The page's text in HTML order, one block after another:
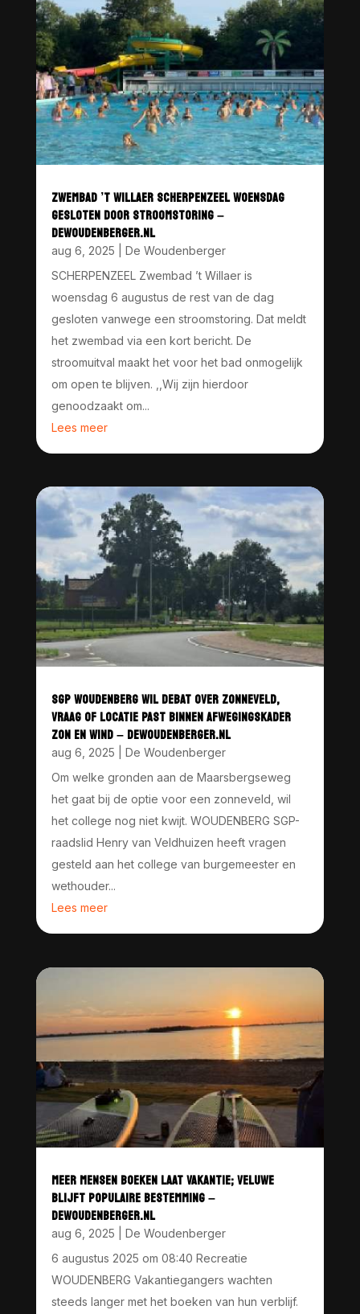
ZWEMBAD ’T WILLAER SCHERPENZEEL WOENSDAG
GESLOTEN DOOR STROOMSTORING –
DEWOUDENBERGER.NL
aug 6, 2025
De Woudenberger
SCHERPENZEEL Zwembad ’t Willaer is
woensdag 6 augustus de rest van de dag
gesloten vanwege een stroomstoring. Dat meldt
het zwembad via een kort bericht. De
stroomuitval maakt het voor het bad onmogelijk
om open te blijven. ,,Wij zijn hierdoor
genoodzaakt om...
Lees meer
SGP WOUDENBERG WIL DEBAT OVER ZONNEVELD,
VRAAG OF LOCATIE PAST BINNEN AFWEGINGSKADER
ZON EN WIND – DEWOUDENBERGER.NL
aug 6, 2025
De Woudenberger
Om welke gronden aan de Maarsbergseweg
het gaat bij de optie voor een zonneveld, wil
het college nog niet kwijt. WOUDENBERG SGP-
raadslid Henry van Veldhuizen heeft vragen
gesteld aan het college van burgemeester en
wethouder...
Lees meer
MEER MENSEN BOEKEN LAAT VAKANTIE; VELUWE
BLIJFT POPULAIRE BESTEMMING –
DEWOUDENBERGER.NL
aug 6, 2025
De Woudenberger
6 augustus 2025 om 08:40 Recreatie
WOUDENBERG Vakantiegangers wachten
steeds langer met het boeken van hun verblijf.